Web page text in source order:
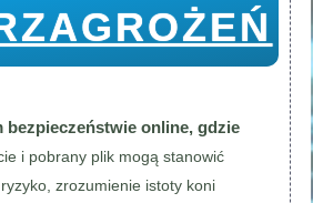
bezpieczeństwie online, gdzie
i pobrany plik mogą stanowić
zrozumienie istoty koni